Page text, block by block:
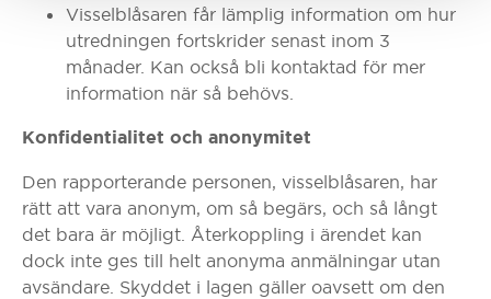
Visselblåsaren får lämplig information om hur
utredningen fortskrider senast inom 3
månader. Kan också bli kontaktad för mer
information när så behövs.
Konfidentialitet och anonymitet
Den rapporterande personen, visselblåsaren, har
rätt att vara anonym, om så begärs, och så långt
det bara är möjligt. Återkoppling i ärendet kan
dock inte ges till helt anonyma anmälningar utan
avsändare. Skyddet i lagen gäller oavsett om den